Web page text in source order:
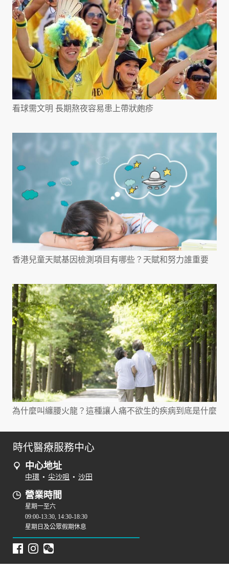
看球需文明 長期熬夜容易患上帶狀皰疹
香港兒童天賦基因檢測項目有哪些？天賦和努力誰重要
為什麼叫纏腰火龍？這種讓人痛不欲生的疾病到底是什麼
時代醫療服務中心
中心地址
中環 • 尖沙咀 • 沙田
營業時間
星期一至六
09:00-13:30, 14:30-18:30
星期日及公眾假期休息